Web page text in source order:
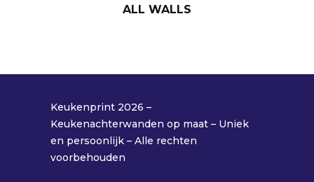
ALL WALLS
Keukenprint 2026 –
Keukenachterwanden op maat – Uniek
en persoonlijk – Alle rechten
voorbehouden